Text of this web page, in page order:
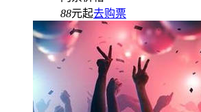
88元起去购票